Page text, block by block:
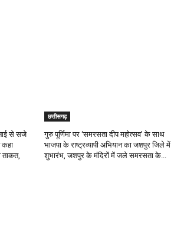
से सजे
कहा
ताकत,
छत्तीसगढ़
गुरु पूर्णिमा पर ‘समरसता दीप महोत्सव’ के साथ
भाजपा के राष्ट्रव्यापी अभियान का जशपुर जिले में
शुभारंभ, जशपुर के मंदिरों में जले समरसता के...